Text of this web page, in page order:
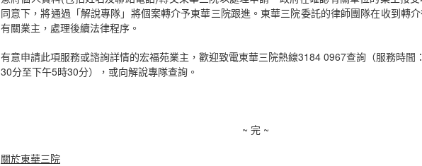
同意下，將通過「解說專隊」將個案轉介予東華三院跟進。東華三院委託的律師團隊在收到轉
有關業主，處理後續法律程序。
有意申請此項服務或諮詢詳情的宏福苑業主，歡迎致電東華三院熱線3184 0967查詢（服務時間
30分至下午5時30分），或向解說專隊查詢。
~ 完 ~
關於東華三院